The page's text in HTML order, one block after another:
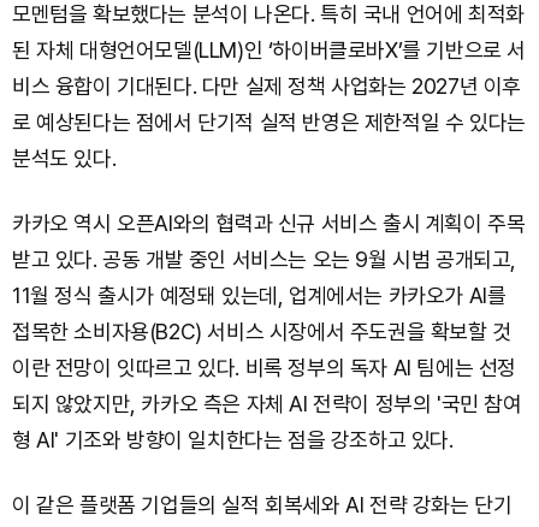
모멘텀을 확보했다는 분석이 나온다. 특히 국내 언어에 최적화
된 자체 대형언어모델(LLM)인 ‘하이버클로바X’를 기반으로 서
비스 융합이 기대된다. 다만 실제 정책 사업화는 2027년 이후
로 예상된다는 점에서 단기적 실적 반영은 제한적일 수 있다는
분석도 있다.
카카오 역시 오픈AI와의 협력과 신규 서비스 출시 계획이 주목
받고 있다. 공동 개발 중인 서비스는 오는 9월 시범 공개되고,
11월 정식 출시가 예정돼 있는데, 업계에서는 카카오가 AI를
접목한 소비자용(B2C) 서비스 시장에서 주도권을 확보할 것
이란 전망이 잇따르고 있다. 비록 정부의 독자 AI 팀에는 선정
되지 않았지만, 카카오 측은 자체 AI 전략이 정부의 '국민 참여
형 AI' 기조와 방향이 일치한다는 점을 강조하고 있다.
이 같은 플랫폼 기업들의 실적 회복세와 AI 전략 강화는 단기